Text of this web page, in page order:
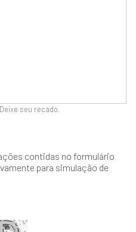
seu recado.
contidas no formulário
para simulação de